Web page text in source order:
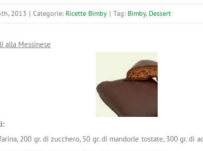
2013 | Categorie: Ricette Bimby | Tag: Bimby, Dessert
alla Messinese
200 gr. di zucchero, 50 gr. di mandorle tostate, 300 gr. di